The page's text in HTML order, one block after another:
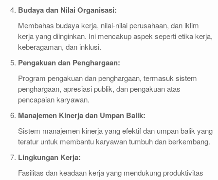
Budaya dan Nilai Organisasi:
Membahas budaya kerja, nilai-nilai perusahaan, dan iklim
kerja yang diinginkan. Ini mencakup aspek seperti etika kerja,
keberagaman, dan inklusi.
Pengakuan dan Penghargaan:
Program pengakuan dan penghargaan, termasuk sistem
penghargaan, apresiasi publik, dan pengakuan atas
pencapaian karyawan.
Manajemen Kinerja dan Umpan Balik:
Sistem manajemen kinerja yang efektif dan umpan balik yang
teratur untuk membantu karyawan tumbuh dan berkembang.
Lingkungan Kerja:
Fasilitas dan keadaan kerja yang mendukung produktivitas